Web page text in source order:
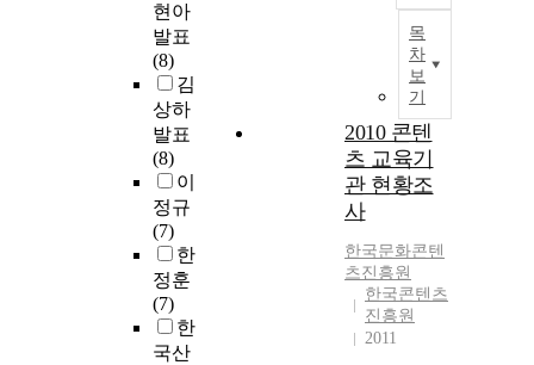
현아
발표
(8)
김
상하
발표
(8)
이
정규
(7)
한
정훈
(7)
한
국산
목
차
보
기
2010 콘텐
츠 교육기
관 현황조
사
한국문화콘텐
츠진흥원
한국콘텐츠
진흥원
2011